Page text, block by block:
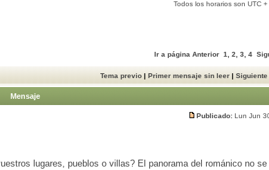
Todos los horarios son UTC
Ir a página Anterior 1 2 3 4
Tema previo | Primer mensaje sin leer | Siguiente
Mensaje
Publicado: Lun Jun
lugares, pueblos o villas? El panorama del románico no